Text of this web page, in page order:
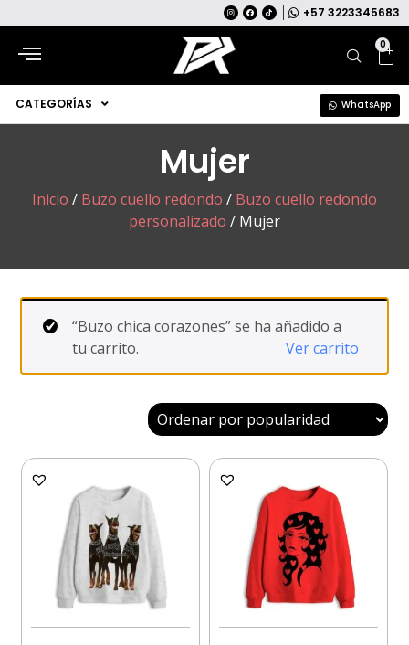
+57 3223345683
0
CATEGORÍAS WhatsApp
Mujer
Inicio / Buzo cuello redondo / Buzo cuello redondo
personalizado / Mujer
“Buzo chica corazones” se ha añadido a
tu carrito.
Ver carrito